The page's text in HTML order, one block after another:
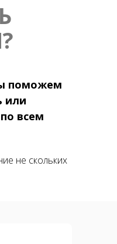
поможем
или
всем
не скольких